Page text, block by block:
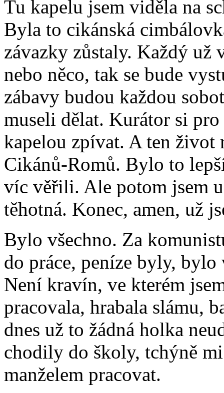
Tu kapelu jsem viděla na
Byla to cikánská
závazky zůstaly. Každý už
nebo něco, tak se bude
zábavy budou každou
museli dělat. Kurátor si
kapelou zpívat. A ten život
Cikánů-Romů. Bylo to
víc věřili. Ale potom jsem
těhotná. Konec, amen, už
Bylo všechno. Za
do práce, peníze byly,
Není kravín, ve kterém
pracovala, hrabala slámu,
dnes už to žádná holka
chodily do školy, tchýně
manželem pracovat.